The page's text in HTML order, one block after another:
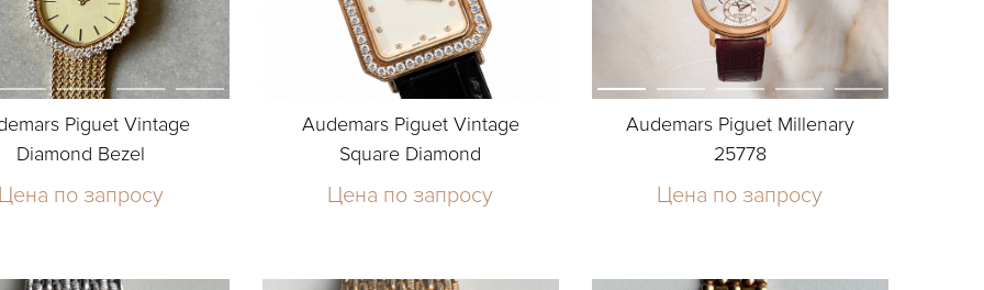
Piguet Vintage
Diamond Bezel
по запросу
Audemars Piguet Vintage
Square Diamond
Цена по запросу
Audemars Piguet Millenary
25778
Цена по запросу